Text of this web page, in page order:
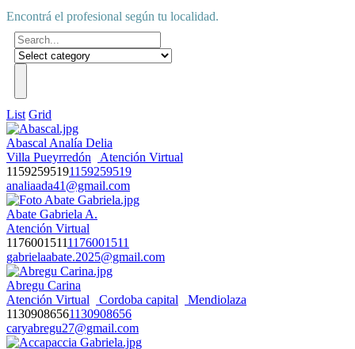
Encontrá el profesional según tu localidad.
List Grid
Abascal Analía Delia
Villa Pueyrredón
Atención Virtual
11592595191159259519
analiaada41@gmail.com
Abate Gabriela A.
Atención Virtual
11760015111176001511
gabrielaabate.2025@gmail.com
Abregu Carina
Atención Virtual
Cordoba capital
Mendiolaza
11309086561130908656
caryabregu27@gmail.com